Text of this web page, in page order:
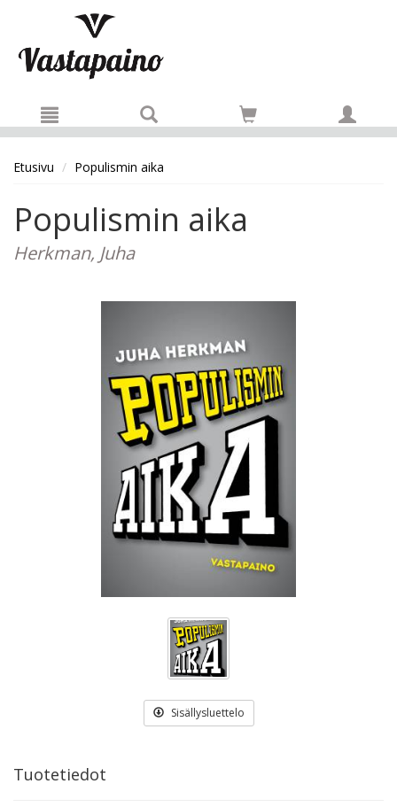
Etusivu Populismin aika
Populismin aika
Herkman, Juha
Sisällysluettelo
Tuotetiedot